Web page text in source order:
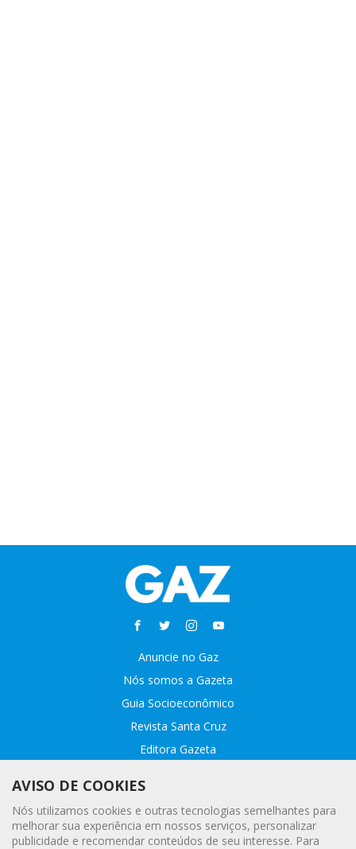
Anuncie no Gaz
Nós somos a Gazeta
Guia Socioeconômico
Revista Santa Cruz
Editora Gazeta
Fale conosco
Webmail
Assinatura Premiada
AVISO DE COOKIES
Nós utilizamos cookies e outras tecnologias semelhantes para
melhorar sua experiência em nossos serviços, personalizar
publicidade e recomendar conteúdos de seu interesse. Para